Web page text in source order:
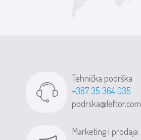
Tehnička podrška
+387 35 364 035
podrska@leftor.com
Marketing i prodaja